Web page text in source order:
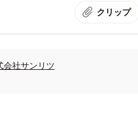
クリップ
会社サンリツ